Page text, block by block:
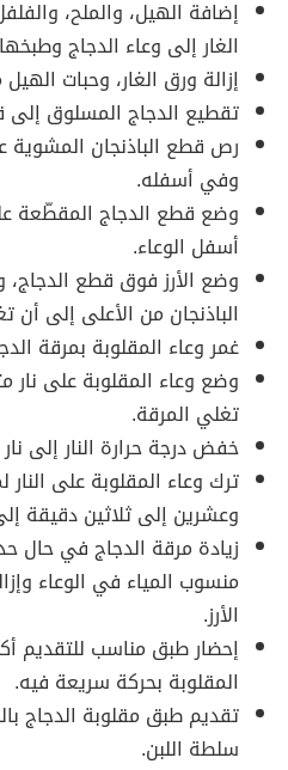
إضافة الهيل، والملح،
الغار إلى وعاء الدجاج
إزالة ورق الغار، وحبات
تقطيع الدجاج المسلوق
رص قطع الباذنجان
وفي أسفله.
وضع قطع الدجاج المقطّعة
أسفل الوعاء.
وضع الأرز فوق قطع الدجاج،
الباذنجان من الأعلى إلى
غمر وعاء المقلوبة بمرقة
وضع وعاء المقلوبة على نار
تغلي المرقة.
خفض درجة حرارة النار إلى
ترك وعاء المقلوبة على
وعشرين إلى ثلاثين دقيقة
زيادة مرقة الدجاج في
منسوب المياء في الوعاء
الأرز.
إحضار طبق مناسب للتقديم
المقلوبة بحركة سريعة فيه.
تقديم طبق مقلوبة الدجاج
سلطة اللبن.